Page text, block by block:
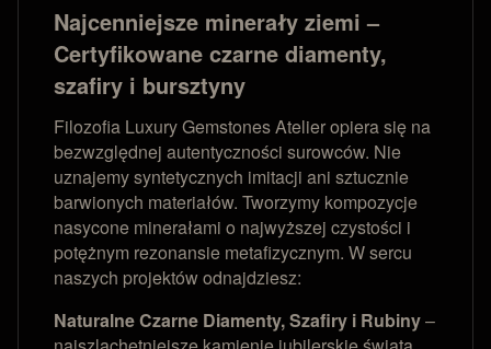
Najcenniejsze minerały ziemi –
Certyfikowane czarne diamenty,
szafiry i bursztyny
Filozofia Luxury Gemstones Atelier opiera się na
bezwzględnej autentyczności surowców. Nie
uznajemy syntetycznych imitacji ani sztucznie
barwionych materiałów. Tworzymy kompozycje
nasycone minerałami o najwyższej czystości i
potężnym rezonansie metafizycznym. W sercu
naszych projektów odnajdziesz:
Naturalne Czarne Diamenty, Szafiry i Rubiny–